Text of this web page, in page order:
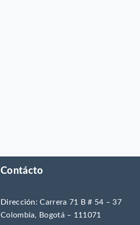
Contácto
Dirección:Carrera 71 B # 54 – 37
Colombia, Bogotá – 111071